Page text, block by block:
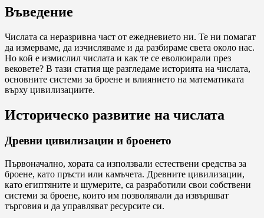
Въведение
Числата са неразривна част от ежедневието ни. Те ни помагат
да измерваме, да изчисляваме и да разбираме света около нас.
Но кой е измислил числата и как те се еволюирали през
вековете? В тази статия ще разгледаме историята на числата,
основните системи за броене и влиянието на математиката
върху цивилизациите.
Историческо развитие на числата
Древни цивилизации и броенето
Първоначално, хората са използвали естествени средства за
броене, като пръсти или камъчета. Древните цивилизации,
като египтяните и шумерите, са разработили свои собствени
системи за броене, които им позволявали да извършват
търговия и да управляват ресурсите си.